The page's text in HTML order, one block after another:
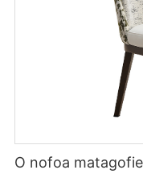
O nofoa